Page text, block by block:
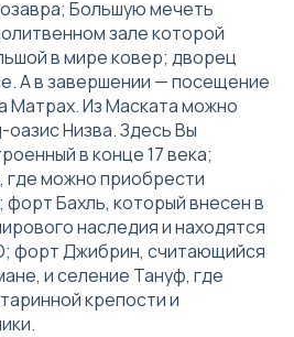
Большую мечеть
зале которой
в мире ковер; дворец
А в завершении — посещение
Матрах. Из Маската можно
Низва. Здесь Вы
в конце 17 века;
где можно приобрести
форт Бахль, который внесен в
наследия и находятся
форт Джибрин, считающийся
и селение Тануф, где
крепости и